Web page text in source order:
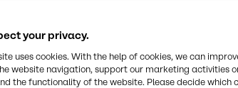
Neopentyl
your privacy.
uses cookies. With the help of cookies, we can
website navigation, support our marketing activities
the functionality of the website. Please decide which